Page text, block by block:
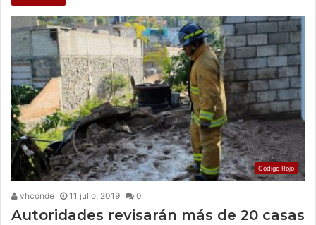
Código Rojo
vhconde 11 julio, 2019 0
Autoridades revisarán más de 20 casas